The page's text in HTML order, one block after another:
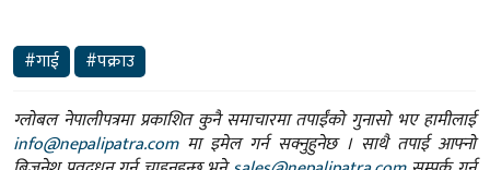
#गाई
#पक्राउ
ग्लोबल नेपालीपत्रमा प्रकाशित कुनै समाचारमा तपाईंको गुनासो भए हामीलाई
info@nepalipatra.comमा इमेल गर्न सक्नुहुनेछ । साथै तपाई आफ्नो